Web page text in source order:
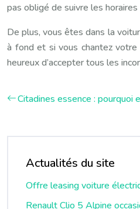
pas obligé de suivre les
De plus, vous êtes dans la
à fond et si vous chantez
heureux d’accepter tous les
Citadines essence :
Actualités du site
Offre leasing voiture
Renault Clio 5 Alpine